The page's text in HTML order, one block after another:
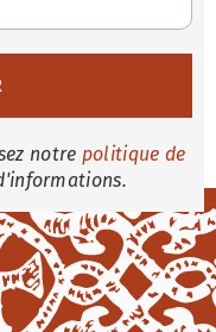
notre politique de